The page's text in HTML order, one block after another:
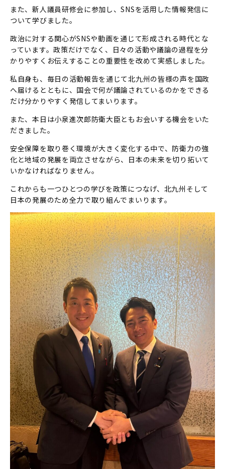
また、新人議員研修会に参加し、SNSを活用した情報発信に
ついて学びました。
政治に対する関心がSNSや動画を通じて形成される時代とな
っています。政策だけでなく、日々の活動や議論の過程を分
かりやすくお伝えすることの重要性を改めて実感しました。
私自身も、毎日の活動報告を通じて北九州の皆様の声を国政
へ届けるとともに、国会で何が議論されているのかをできる
だけ分かりやすく発信してまいります。
また、本日は小泉進次郎防衛大臣ともお会いする機会をいた
だきました。
安全保障を取り巻く環境が大きく変化する中で、防衛力の強
化と地域の発展を両立させながら、日本の未来を切り拓いて
いかなければなりません。
これからも一つひとつの学びを政策につなげ、北九州そして
日本の発展のため全力で取り組んでまいります。